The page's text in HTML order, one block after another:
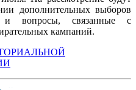
дополнительных выборов
вопросы, связанные с
кампаний.